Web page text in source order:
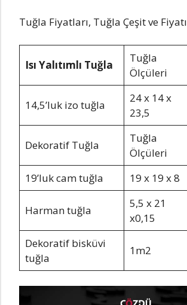
Tuğla Fiyatları, Tuğla Çeşit ve Fiyatı
Isı Yalıtımlı Tuğla
Tuğla
Ölçüleri
14,5’luk izo tuğla
24 x 14 x
23,5
Dekoratif Tuğla
Tuğla
Ölçüleri
19’luk cam tuğla
19 x 19 x 8
Harman tuğla
5,5 x 21
x0,15
Dekoratif bisküvi
tuğla
1m2